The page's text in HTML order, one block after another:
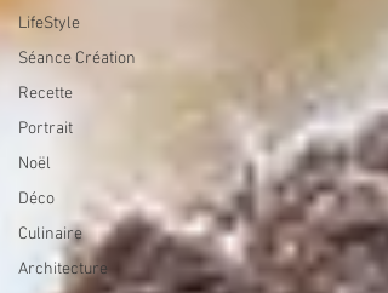
LifeStyle
Séance Création
Recette
Portrait
Noël
Déco
Culinaire
Architecture